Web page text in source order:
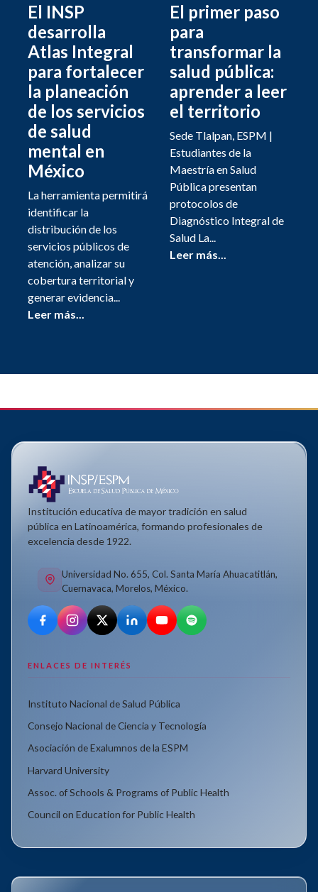
El INSP
desarrolla
Atlas Integral
para fortalecer
la planeación
de los servicios
de salud
mental en
México
La herramienta permitirá
identificar la
distribución de los
servicios públicos de
atención, analizar su
cobertura territorial y
generar evidencia...
Leer más...
El primer paso
para
transformar la
salud pública:
aprender a leer
el territorio
Sede Tlalpan, ESPM |
Estudiantes de la
Maestría en Salud
Pública presentan
protocolos de
Diagnóstico Integral de
Salud La...
Leer más...
Institución educativa de mayor tradición en salud
pública en Latinoamérica, formando profesionales de
excelencia desde 1922.
Universidad No. 655, Col. Santa María Ahuacatitlán,
Cuernavaca, Morelos, México.
ENLACES DE INTERÉS
Instituto Nacional de Salud Pública
Consejo Nacional de Ciencia y Tecnología
Asociación de Exalumnos de la ESPM
Harvard University
Assoc. of Schools & Programs of Public Health
Council on Education for Public Health